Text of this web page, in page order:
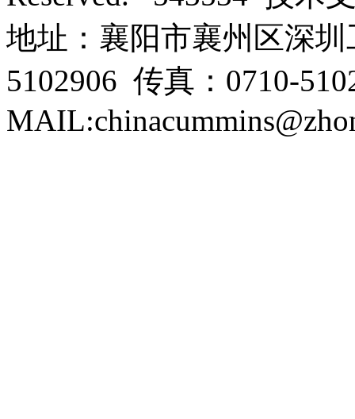
地址：襄阳市襄州区深
5102906 传真：0710-